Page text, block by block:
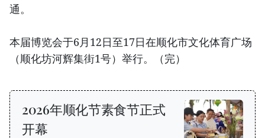
通。
本届博览会于6月12日至17日在顺化市文化体育广场
（顺化坊河辉集街1号）举行。（完）
2026年顺化节素食节正式
开幕